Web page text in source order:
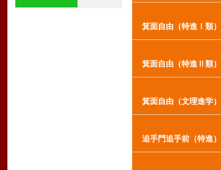
箕面自由（特進Ⅰ
箕面自由（特進Ⅱ
箕面自由（文理進
追手門追手前（特